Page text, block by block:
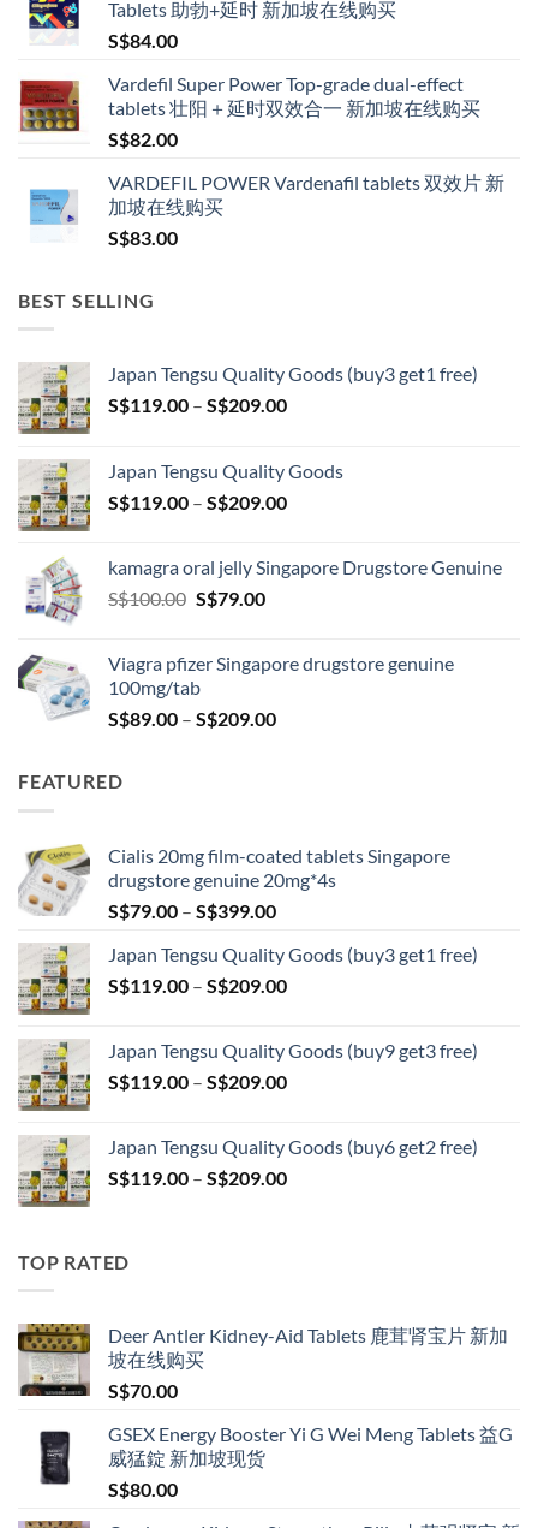
page
through
Tablets 助勃+延时 新加坡在线购买
S$84.00
Vardefil Super Power Top-grade dual-effect
tablets 壮阳＋延时双效合一 新加坡在线购买
S$82.00
VARDEFIL POWER Vardenafil tablets 双效片 新
加坡在线购买
S$83.00
BEST SELLING
Japan Tengsu Quality Goods (buy3 get1 free)
S$119.00 – S$209.00Price
through
S$209.00
Japan Tengsu Quality Goods
S$119.00 – S$209.00Price
through
kamagra oral jelly Singapore Drugstore Genuine
S$100.00 Original
S$100.00.
S$79.00Current
S$79.00.
Viagra pfizer Singapore drugstore genuine
100mg/tab
S$89.00 – S$209.00Price
FEATURED
Cialis 20mg film-coated tablets Singapore
drugstore genuine 20mg*4s
S$79.00 – S$399.00Price
S$79.00
through
Japan Tengsu Quality Goods (buy3 get1 free)
S$119.00 – S$209.00Price
through
S$209.00
Japan Tengsu Quality Goods (buy9 get3 free)
S$119.00 – S$209.00Price
through
S$209.00
Japan Tengsu Quality Goods (buy6 get2 free)
S$119.00 – S$209.00Price
TOP RATED
Deer Antler Kidney-Aid Tablets 鹿茸肾宝片 新加
坡在线购买
S$70.00
GSEX Energy Booster Yi G Wei Meng Tablets 益G
威猛錠 新加坡现货
S$80.00